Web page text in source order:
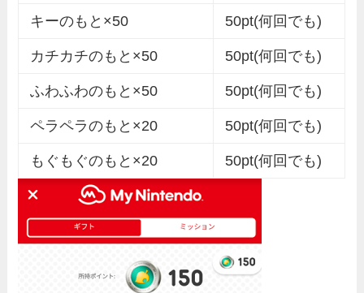
キーのもと×50 50pt(何回でも)
カチカチのもと×50 50pt(何回でも)
ふわふわのもと×50 50pt(何回でも)
ペラペラのもと×20 50pt(何回でも)
もぐもぐのもと×20 50pt(何回でも)